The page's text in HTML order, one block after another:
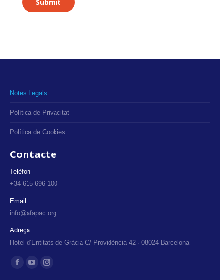
Submit
Notes Legals
Política de Privacitat
Política de Cookies
Contacte
Telèfon
+34 615 696 100
Email
info@afapac.org
Adreça
Hotel d’Entitats de Gràcia C/ Providència 42 · 08024 Barcelona
Find us on:
FacebookYouTubeInstagram